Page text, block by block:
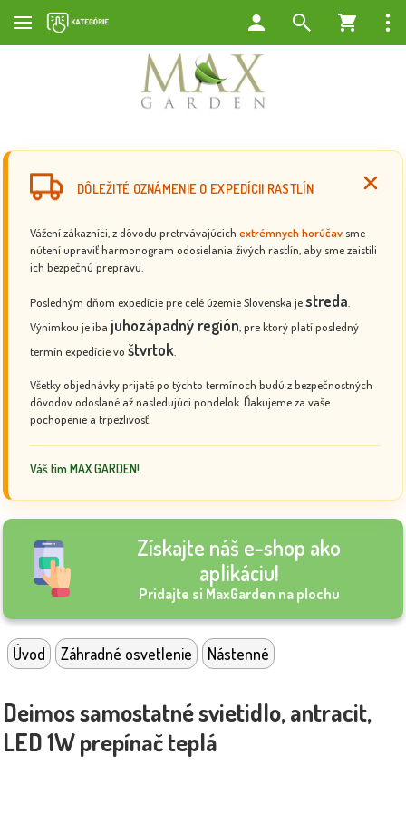
DÔLEŽITÉ OZNÁMENIE O EXPEDÍCII RASTLÍN
Vážení zákazníci, z dôvodu pretrvávajúcich extrémnych horúčav sme
nútení upraviť harmonogram odosielania živých rastlín, aby sme zaistili
ich bezpečnú prepravu.
Posledným dňom expedície pre celé územie Slovenska jestreda
Výnimkou je iba juhozápadný región , pre ktorý platí posledný
termín expedície vo štvrtok
Všetky objednávky prijaté po týchto termínoch budú z bezpečnostných
dôvodov odoslané až nasledujúci pondelok. Ďakujeme za vaše
pochopenie a trpezlivosť.
Váš tím MAX GARDEN!
Získajte náš e-shop ako
aplikáciu!
Pridajte si MaxGarden na plochu
Úvod Záhradné osvetlenie Nástenné
Deimos samostatné svietidlo, antracit,
LED 1W prepínač teplá